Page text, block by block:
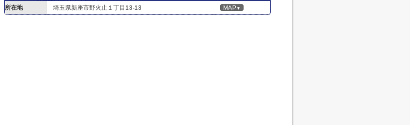
所在地 埼玉県新座市野火止１丁目13-13 MAP ▼